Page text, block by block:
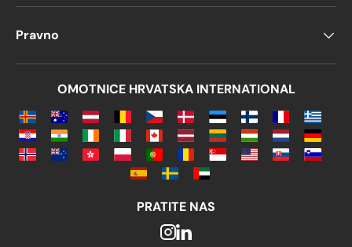
Pravno
OMOTNICE HRVATSKA INTERNATIONAL
PRATITE NAS